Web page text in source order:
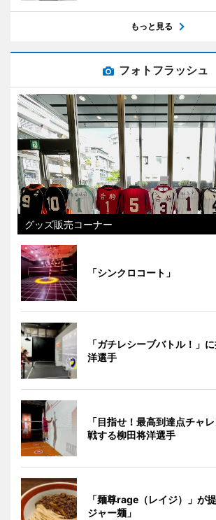
もっと見る
フォトフラッシュ
グッズ販売コーナー
「シンクロコート」
「ガチレシーブバトル！」
洋選手
「目指せ！最高到達点チャ
戦する柳田将洋選手
「麺尊rage（レイジ）」が
ジャー麺」